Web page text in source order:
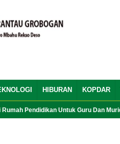
HIBURAN KOPDAR
Pendidikan Untuk Guru Dan Murid